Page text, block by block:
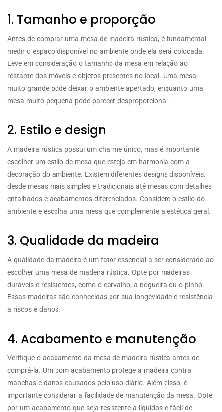
1. Tamanho e proporção
Antes de comprar uma mesa de madeira rústica, é fundamental
medir o espaço disponível no ambiente onde ela será colocada.
Leve em consideração o tamanho da mesa em relação ao
restante dos móveis e objetos presentes no local. Uma mesa
muito grande pode deixar o ambiente apertado, enquanto uma
mesa muito pequena pode parecer desproporcional.
2. Estilo e design
A madeira rústica possui um charme único, mas é importante
escolher um estilo de mesa que esteja em harmonia com a
decoração do ambiente. Existem diferentes designs disponíveis,
desde mesas mais simples e tradicionais até mesas com detalhes
entalhados e acabamentos diferenciados. Considere o estilo do
ambiente e escolha uma mesa que complemente a estética geral.
3. Qualidade da madeira
A qualidade da madeira é um fator essencial a ser considerado ao
escolher uma mesa de madeira rústica. Opte por madeiras
duráveis e resistentes, como o carvalho, a nogueira ou o pinho.
Essas madeiras são conhecidas por sua longevidade e resistência
a riscos e danos.
4. Acabamento e manutenção
Verifique o acabamento da mesa de madeira rústica antes de
comprá-la. Um bom acabamento protege a madeira contra
manchas e danos causados pelo uso diário. Além disso, é
importante considerar a facilidade de manutenção da mesa. Opte
por um acabamento que seja resistente a líquidos e fácil de